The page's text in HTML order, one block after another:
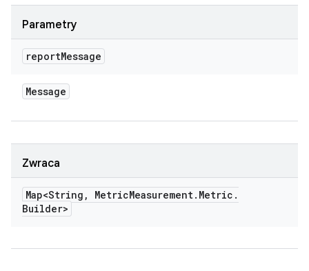
Parametry
reportMessage
Message
Zwraca
Map<String , MetricMeasurement. Metric .
Builder>